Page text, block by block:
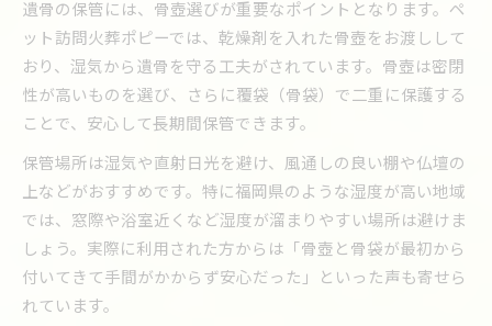
自宅供養の期間や納骨の選び方ガイド
ペット火葬後の自宅供養は期間に決まりなし
納骨と自宅供養の選び方と心の整理法
ご自身に合った遺骨の保管期間とは
ペット火葬後に納骨するタイミングの目安
手元供養と納骨のメリットを比較解説
福岡県でペット火葬後の正しい保管習慣
ペット火葬後の保管習慣で大切なこと
骨壺の保管場所は湿気と直射日光を避けて
遺骨の保管には、骨壺選びが重要なポイントとなります。ペ
ット訪問火葬ポピーでは、乾燥剤を入れた骨壺をお渡しして
おり、湿気から遺骨を守る工夫がされています。骨壺は密閉
性が高いものを選び、さらに覆袋（骨袋）で二重に保護する
ことで、安心して長期間保管できます。
保管場所は湿気や直射日光を避け、風通しの良い棚や仏壇の
上などがおすすめです。特に福岡県のような湿度が高い地域
では、窓際や浴室近くなど湿度が溜まりやすい場所は避けま
しょう。実際に利用された方からは「骨壺と骨袋が最初から
付いてきて手間がかからず安心だった」といった声も寄せら
れています。